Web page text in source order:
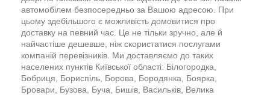
автомобілем безпосередньо за Вашою адресою. При
цьому здебільшого є можливість домовитися про
доставку на певний час. Це не тільки зручно, але й
найчастіше дешевше, ніж скористатися послугами
компаній перевізників. Ми доставляємо до таких
населених пунктів Київської області: Білогородка,
Бобриця, Бориспіль, Борова, Бородянка, Боярка,
Бровари, Бузова, Буча, Бишів, Васильків, Велика